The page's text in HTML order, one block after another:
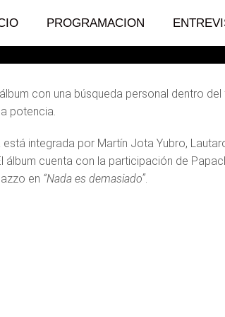
PROGRAMACION
álbum con una búsqueda personal dentro
potencia.
está integrada por Martín Jota Yubro,
álbum cuenta con la participación de
en “Nada es demasiado”.